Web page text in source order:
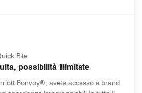
Bite
possibilità illimitate
Bonvoy®, avete accesso a brand